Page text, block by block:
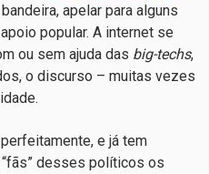
apelar para alguns
popular. A internet se
ou sem ajuda das big-techs,
o discurso – muitas vezes
e já tem
desses políticos os